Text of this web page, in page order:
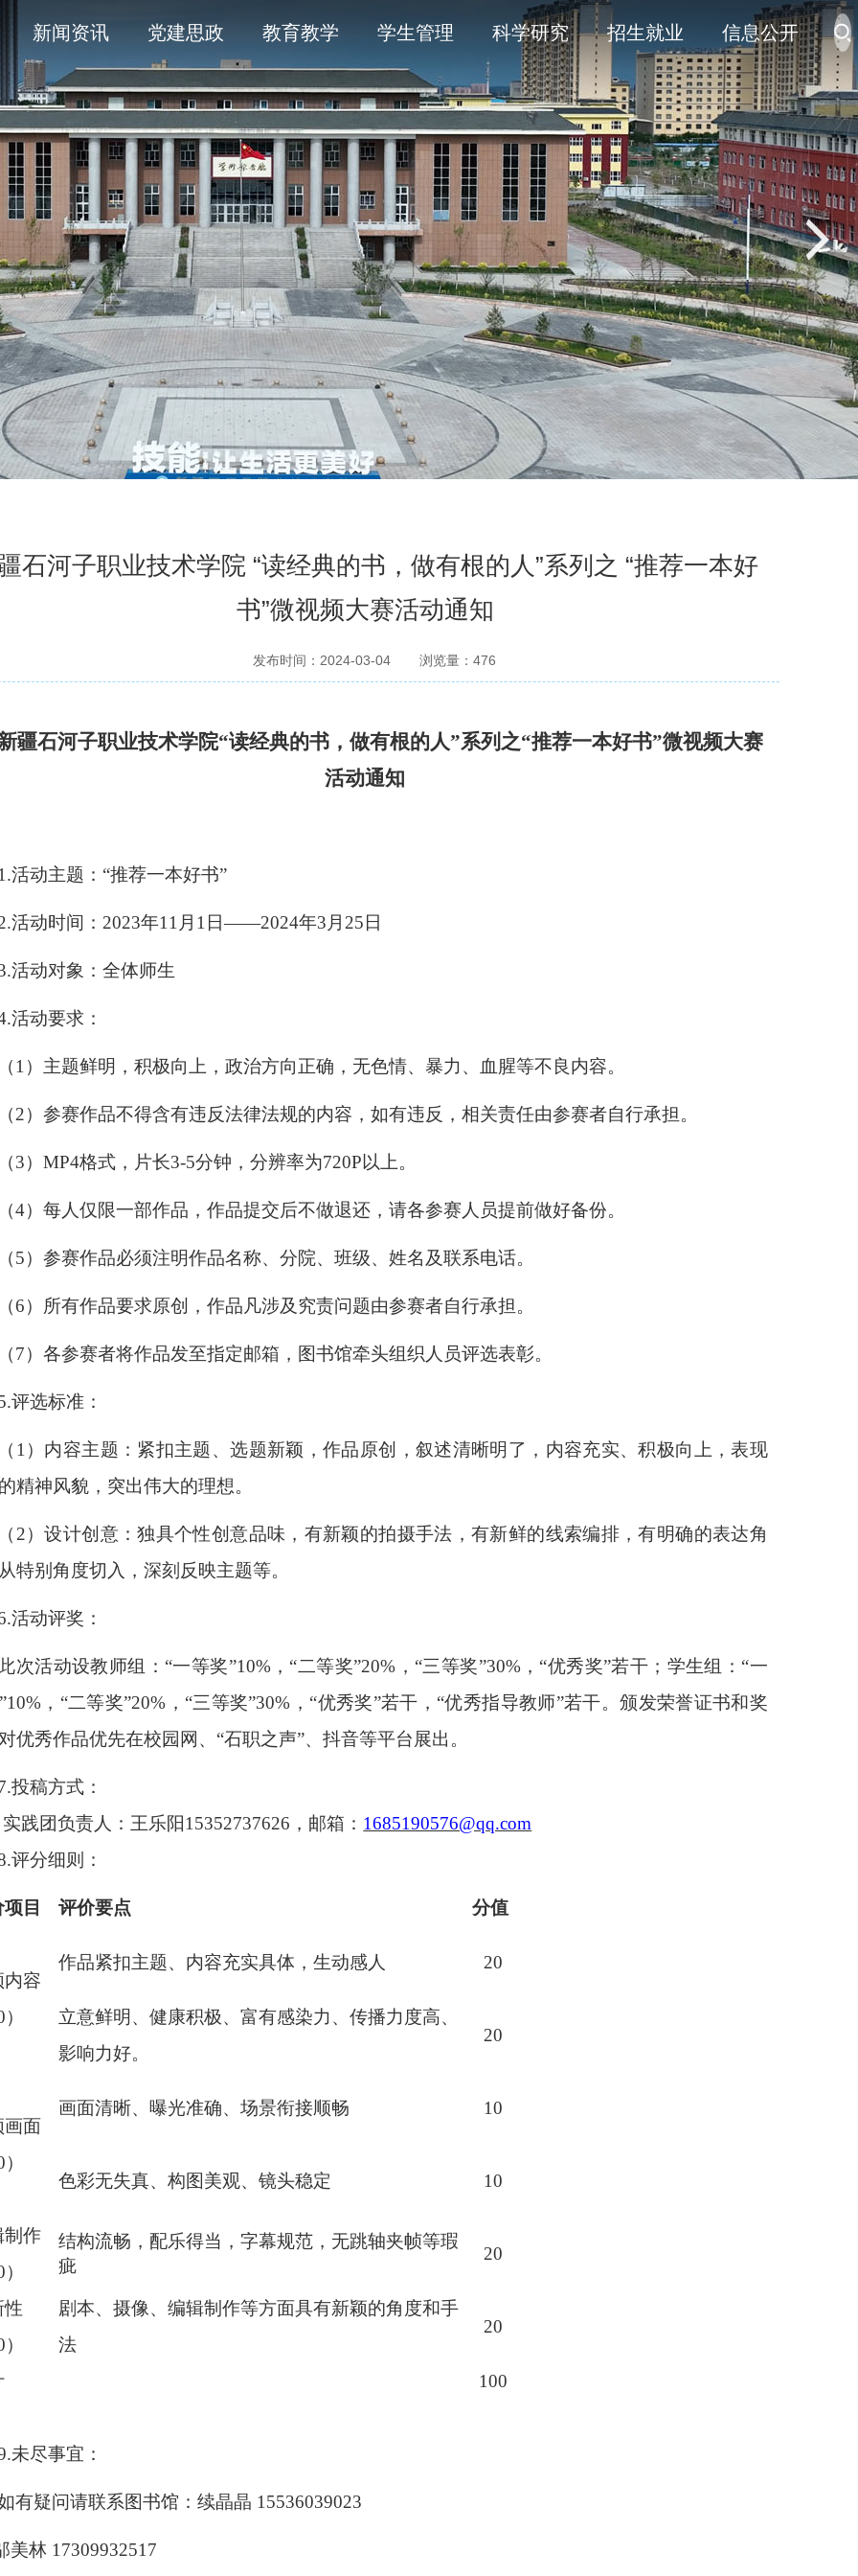
新闻资讯
平安校园
党建思政 教育教学
产教融合 学生管理 科学研究 招生就业 信息公开
石河子职业技术学院 “读经典的书，做有根的人”系列之 “推荐一本好
书”微视频大赛活动通知
发布时间：2024-03-04 浏览量： 476
疆石河子职业技术学院“读经典的书，做有根的人”系列 之“推荐一本好书”微视频大赛
活动通知
活动主题：“推荐一本好书”
活动时间：2023年11月1日——2024年3月 25 日
活动对象：全体师生
活动要求：
（1） 主题鲜明，积极向上，政治方向正确，无色情、暴力、血腥等不良内容。
（2）参赛作品不得含有违反法律法规的内容，如有违反，相关责任由参赛者自行承担。
（3）MP4格式，片长3-5分钟，分辨率为720P以上。
（4）每人仅限一部作品，作品提交后不做退还，请各参赛人员提前做好备份。
（5）参赛作品必须注明作品名称、分院、班级、姓名及联系电话。
（6） 所有作品要求原创，作品凡涉及究责问题由参赛者自行承担。
（7）各参赛者将作品发至指定邮箱 ，图书馆牵头组织人员评选表彰。
评选标准：
（ 1）内容主题：紧扣主题、选题新颖，作品原创，叙述清晰明了，内容充实、积极向上，表现
精神风貌，突出伟大的理想。
（ 2）设计创意：独具个性创意品味，有新颖的拍摄手法，有新鲜的线索编排，有明确的表达角
特别角度切入，深刻反映主题等。
活动评奖：
次活动设教师组： “一等奖”10%，“二等奖”20%，“三等奖”30%，“优秀奖”若干；学生组：“一
，“二等奖”20%，“三等奖”30%，“优秀奖”若干，“优秀指导教师”若干。颁发荣誉证书和奖
优秀作品优先在校园网、“石职之声”、抖音等平台展出。
投稿方式：
实践团负责人：王乐阳15352737626，邮箱： 1685190576@qq.com
评分细则：
目 评价要点 分值
内容
作品紧扣主题、 内容充实具体，生动感人 20
立意鲜明、健康积极、富有感染力、传播力度高、
影响力好。
20
画面
画面清晰、曝光准确、场景衔接顺畅 10
色彩无失真、构图美观、镜头稳定 10
制作
）
结构流畅，配乐得当，字幕规范，无跳轴夹帧等瑕
疵
20
性
）
剧本、摄像、编辑制作等方面具有新颖的角度和手
法
20
100
未尽事宜：
有疑问请联系图书馆：续晶晶 15536039023
美林 17309932517